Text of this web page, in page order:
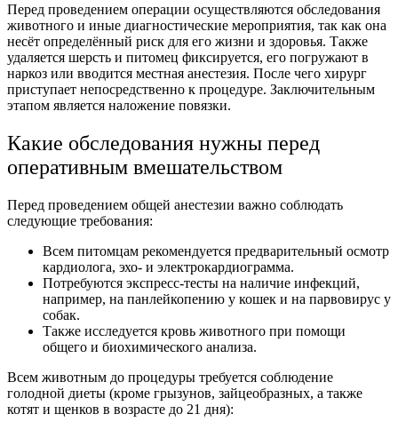
Перед проведением операции осуществляются обследования
животного и иные диагностические мероприятия, так как она
несёт определённый риск для его жизни и здоровья. Также
удаляется шерсть и питомец фиксируется, его погружают в
наркоз или вводится местная анестезия. После чего хирург
приступает непосредственно к процедуре. Заключительным
этапом является наложение повязки.
Какие обследования нужны перед
оперативным вмешательством
Перед проведением общей анестезии важно соблюдать
следующие требования:
Всем питомцам рекомендуется предварительный осмотр
кардиолога, эхо- и электрокардиограмма.
Потребуются экспресс-тесты на наличие инфекций,
например, на панлейкопению у кошек и на парвовирус у
собак.
Также исследуется кровь животного при помощи
общего и биохимического анализа.
Всем животным до процедуры требуется соблюдение
голодной диеты (кроме грызунов, зайцеобразных, а также
котят и щенков в возрасте до 21 дня):